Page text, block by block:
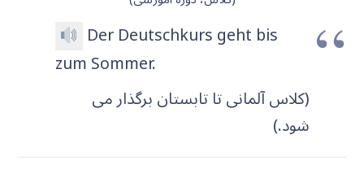
Der Deutschkurs geht bis
zum Sommer.
(کلاس آلمانی تا تابستان برگذار می
شود.)